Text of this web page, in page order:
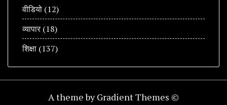
वीडियो (12)
व्यापार(18)
शिक्षा (137)
A theme by Gradient Themes ©